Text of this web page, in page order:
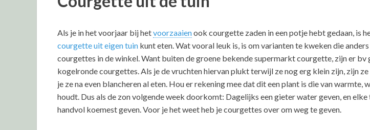
Als je in het voorjaar bij hetvoorzaaienook courgette zaden in een potje hebt gedaan, is
courgette uit eigen tuin kunt eten. Wat vooral leuk is, is om varianten te kweken die
courgettes in de winkel. Want buiten de groene bekende supermarkt courgette, zijn er bv
kogelronde courgettes. Als je de vruchten hiervan plukt terwijl ze nog erg klein zijn, zijn
je ze na even blancheren al eten. Hou er rekening mee dat dit een plant is die van warmte,
houdt. Dus als de zon volgende week doorkomt: Dagelijks een gieter water geven, en elke
handvol koemest geven. Voor je het weet heb je courgettes over om weg te geven.